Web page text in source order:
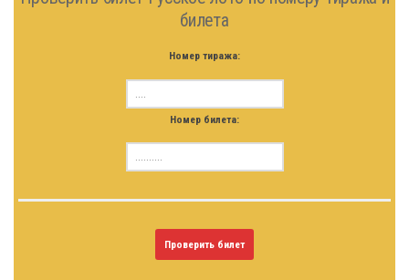
билета
Номер тиража:
Номер билета:
Проверить билет